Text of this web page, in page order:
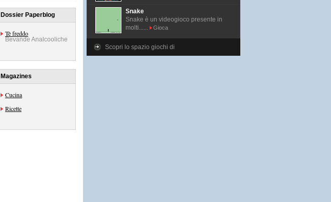
Dossier Paperblog
Tè freddo
Bevande Analcooliche
Magazines
Cucina
Ricette
Snake
Snake è un videogioco presente in
molti......
Gioca
Scopri lo spazio giochi di